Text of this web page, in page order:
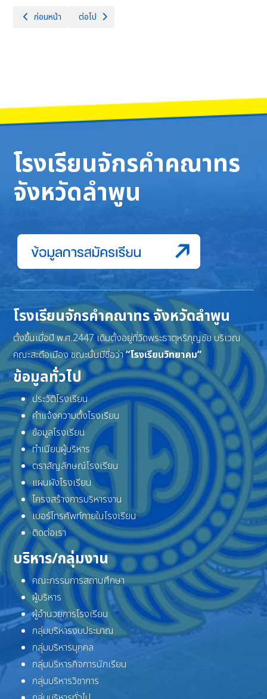
เนื้อหาก่อนหน้า: กลุ่มบริหารทั่วไป
ก่อนหน้า เนื้อหาถัดไป: กลุ่มบริหารกิจการนักเรียน
ต่อไป
โรงเรียนจักรคำคณาทร
จังหวัดลำพูน
โรงเรียนจักรคำคณาทร จังหวัดลำพูน
ตั้งขึ้นเมื่อปี พ.ศ.2447 เดิมตั้งอยู่ที่วัดพระธาตุหริภุญชัย บริเวณ
คณะสะดือเมือง ขณะนั้นมีชื่อว่า“โรงเรียนวิทยาคม”
ข้อมูลทั่วไป
ประวัติโรงเรียน
คำแจ้งความตั้งโรงเรียน
ข้อมูลโรงเรียน
ทำเนียบผู้บริหาร
ตราสัญลักษณ์โรงเรียน
แผนผังโรงเรียน
โครงสร้างการบริหารงาน
เบอร์โทรศัพท์ภายในโรงเรียน
ติดต่อเรา
บริหาร/กลุ่มงาน
คณะกรรมการสถานศึกษา
ผู้บริหาร
ผู้อำนวยการโรงเรียน
กลุ่มบริหารงบประมาณ
กลุ่มบริหารบุคคล
กลุ่มบริหารกิจการนักเรียน
กลุ่มบริหารวิชาการ